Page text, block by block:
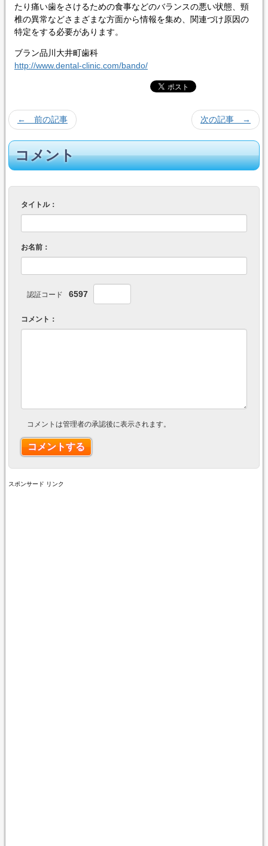
たり痛い歯をさけるための食事などのバランスの悪い状態、頸
椎の異常などさまざまな方面から情報を集め、関連づけ原因の
特定をする必要があります。
ブラン品川大井町歯科
http://www.dental-clinic.com/bando/
次の記事 →
← 前の記事
コメント
タイトル：
お名前：
認証コード 6597
コメント：
コメントは管理者の承認後に表示されます。
スポンサード リンク